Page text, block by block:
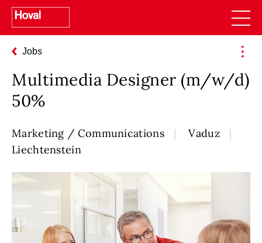
Jobs
Multimedia Designer (m/w/d)
50%
Marketing / Communications
Vaduz
Liechtenstein